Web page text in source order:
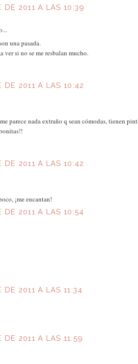
DE 2011 A LAS 10:39
una pasada.
si no se me resbalan mucho.
DE 2011 A LAS 10:42
parece nada extraño q sean cómodas, tienen
DE 2011 A LAS 10:42
¡me encantan!
DE 2011 A LAS 10:54
DE 2011 A LAS 11:34
DE 2011 A LAS 11:59